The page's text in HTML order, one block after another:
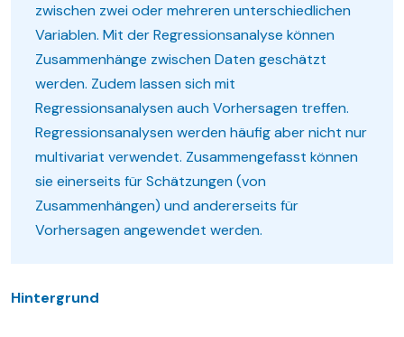
zwischen zwei oder mehreren unterschiedlichen
Variablen. Mit der Regressionsanalyse können
Zusammenhänge zwischen Daten geschätzt
werden. Zudem lassen sich mit
Regressionsanalysen auch Vorhersagen treffen.
Regressionsanalysen werden häufig aber nicht nur
multivariat verwendet. Zusammengefasst können
sie einerseits für Schätzungen (von
Zusammenhängen) und andererseits für
Vorhersagen angewendet werden.
Hintergrund